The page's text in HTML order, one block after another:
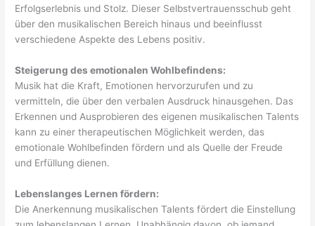
Erfolgserlebnis und Stolz. Dieser Selbstvertrauensschub geht
über den musikalischen Bereich hinaus und beeinflusst
verschiedene Aspekte des Lebens positiv.
Steigerung des emotionalen Wohlbefindens:
Musik hat die Kraft, Emotionen hervorzurufen und zu
vermitteln, die über den verbalen Ausdruck hinausgehen. Das
Erkennen und Ausprobieren des eigenen musikalischen Talents
kann zu einer therapeutischen Möglichkeit werden, das
emotionale Wohlbefinden fördern und als Quelle der Freude
und Erfüllung dienen.
Lebenslanges Lernen fördern:
Die Anerkennung musikalischen Talents fördert die Einstellung